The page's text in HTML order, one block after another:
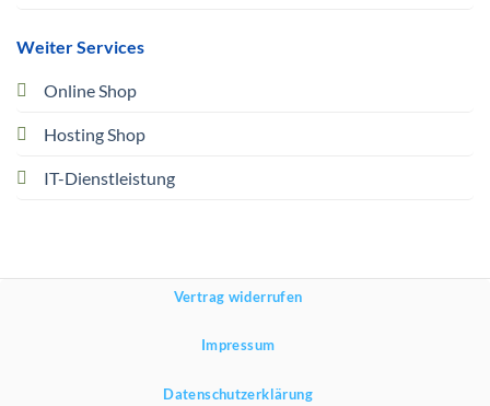
Weiter Services
Online Shop
Hosting Shop
IT-Dienstleistung
Vertrag widerrufen
Impressum
Datenschutzerklärung